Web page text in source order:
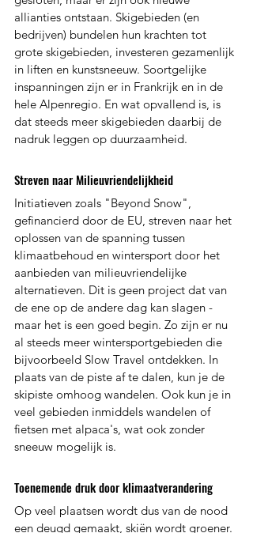
allianties ontstaan. Skigebieden (en
bedrijven) bundelen hun krachten tot
grote skigebieden, investeren gezamenlijk
in liften en kunstsneeuw. Soortgelijke
inspanningen zijn er in Frankrijk en in de
hele Alpenregio. En wat opvallend is, is
dat steeds meer skigebieden daarbij de
nadruk leggen op duurzaamheid.
Streven naar Milieuvriendelijkheid
Initiatieven zoals "Beyond Snow",
gefinancierd door de EU, streven naar het
oplossen van de spanning tussen
klimaatbehoud en wintersport door het
aanbieden van milieuvriendelijke
alternatieven. Dit is geen project dat van
de ene op de andere dag kan slagen -
maar het is een goed begin. Zo zijn er nu
al steeds meer wintersportgebieden die
bijvoorbeeld Slow Travel ontdekken. In
plaats van de piste af te dalen, kun je de
skipiste omhoog wandelen. Ook kun je in
veel gebieden inmiddels wandelen of
fietsen met alpaca's, wat ook zonder
sneeuw mogelijk is.
Toenemende druk door klimaatverandering
Op veel plaatsen wordt dus van de nood
een deugd gemaakt, skiën wordt groener.